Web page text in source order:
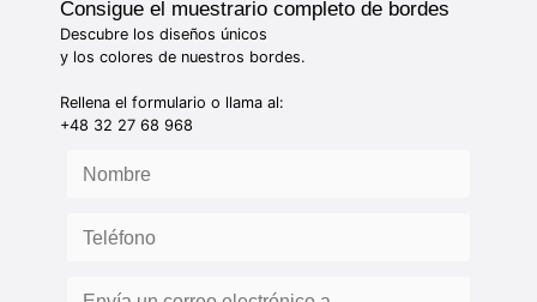
Consigue el muestrario completo de bordes
Descubre los diseños únicos
y los colores de nuestros bordes.
Rellena el formulario o llama al:
+48 32 27 68 968